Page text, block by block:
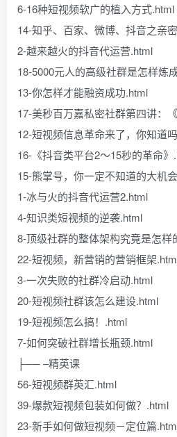
6-16种短视频软广的植入方式.html
14-知乎、百家、微博、抖音之亲
2-越来越火的抖音代运营.html
18-5000元人的高级社群是怎样炼
13-你怎样才能融资成功.html
17-美秒百万嘉私密社群第四讲：
12-短视频信息革命来了，你知道
16-《抖音类平台2～15秒的革命》
15-熊掌号，你一定不知道的大机
1-冰与火的抖音代运营2.html
4-知识类短视频的逆袭.html
8-顶级社群的整体架构究竟是怎样
22-短视频，新营销的营销框架
3-一次失败的社群冷启动.html
20-短视频社群该怎么建设.html
19-短视频怎么搞！.html
7-如何突破社群增长瓶颈.html
├── –精英课
56-短视频群英汇.html
39-爆款短视频包装如何做？.html
23-新手如何做短视频－定位篇